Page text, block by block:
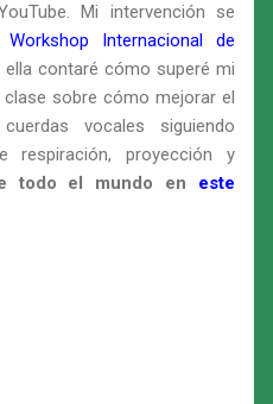
Mi intervención se
Workshop Internacional de
ella contaré cómo superé mi
sobre cómo mejorar el
vocales siguiendo
respiración, proyección y
todo el mundo en este